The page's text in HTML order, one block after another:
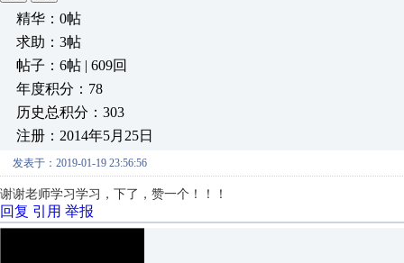
精华：0帖
求助：3帖
帖子：6帖 | 609回
年度积分：78
历史总积分：303
注册：2014年5月25日
发表于：2019-01-19 23:56:56
谢谢老师学习学习，下了，赞一个！！！
回复 引用 举报